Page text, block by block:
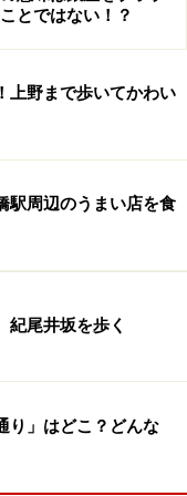
稲荷から分霊され
はなく、当然なが
がある。伊勢丹の
には熊野神社があ
下街散歩はあっと
美さんと落ち合う
とではない！？
上野まで歩いてかわい
駅周辺のうまい店を食
紀尾井坂を歩く
り」はどこ？どんな